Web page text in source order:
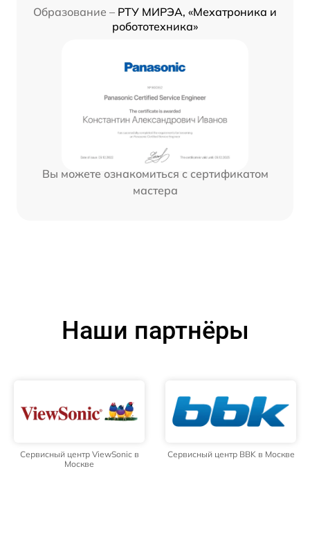
Образование – РТУ МИРЭА, «Мехатроника и
робототехника»
Вы можете ознакомиться с сертификатом
мастера
Наши партнёры
Сервисный центр ViewSonic в
Москве
Сервисный центр BBK в Москве